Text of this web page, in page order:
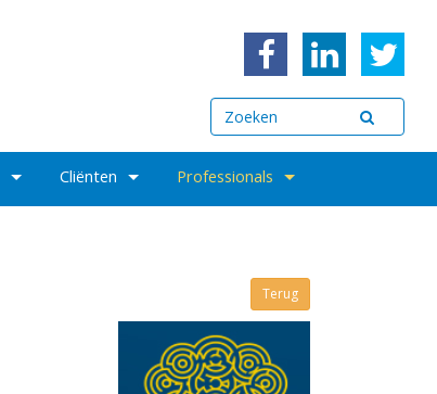
Cliënten Professionals
Terug